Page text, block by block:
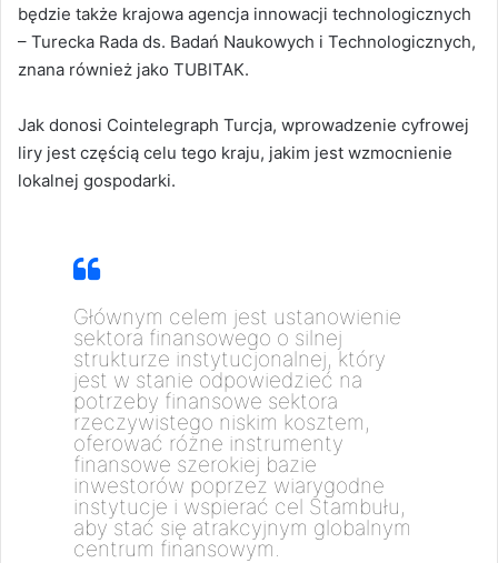
będzie także krajowa agencja innowacji technologicznych
– Turecka Rada ds. Badań Naukowych i Technologicznych,
znana również jako TUBITAK.
Jak donosi Cointelegraph Turcja, wprowadzenie cyfrowej
liry jest częścią celu tego kraju, jakim jest wzmocnienie
lokalnej gospodarki.
Głównym celem jest ustanowienie
sektora finansowego o silnej
strukturze instytucjonalnej, który
jest w stanie odpowiedzieć na
potrzeby finansowe sektora
rzeczywistego niskim kosztem,
oferować różne instrumenty
finansowe szerokiej bazie
inwestorów poprzez wiarygodne
instytucje i wspierać cel Stambułu,
aby stać się atrakcyjnym globalnym
centrum finansowym.